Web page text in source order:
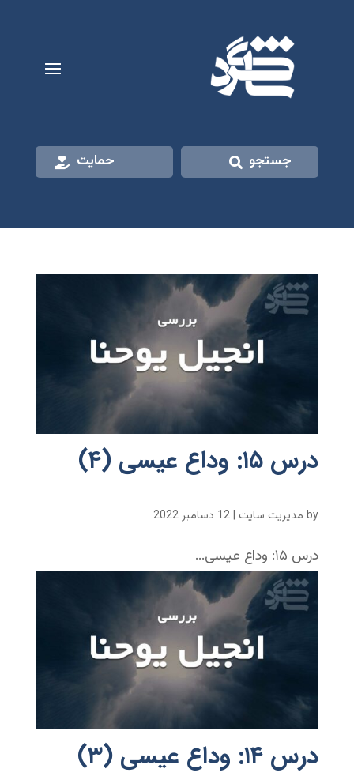
جستجو حمایت
درس ۱۵: وداع عیسی (۴)
by مدیریت سایت |12 دسامبر 2022
درس ۱۵: وداع عیسی...
درس ۱۴: وداع عیسی (۳)